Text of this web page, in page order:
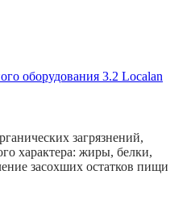
оборудования 3.2 Localan
загрязнений,
характера: жиры, белки,
засохших остатков пищи